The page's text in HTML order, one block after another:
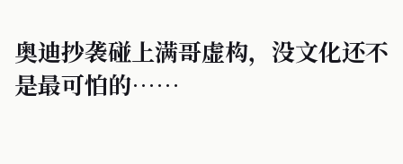
奥迪抄袭碰上满哥虚构，没文化还不
是最可怕的……